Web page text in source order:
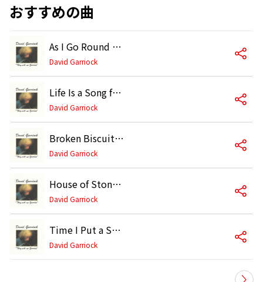
おすすめの曲
As I Go Round Again feat. Björn J:son Lindh,Peter Lundblad,Tomas Ledin
David Garriock
Life Is a Song feat. Björn J:son Lindh,Tomas Ledin
David Garriock
Broken Biscuits feat. Janne Schaffer,Björn J:son Lindh,Tomas Ledin
David Garriock
House of Stone feat. Janne Schaffer,Björn J:son Lindh,Tomas Ledin
David Garriock
Time I Put a Spell On You feat. Björn J:son Lindh,Peter Lundblad,Tomas Ledin
David Garriock